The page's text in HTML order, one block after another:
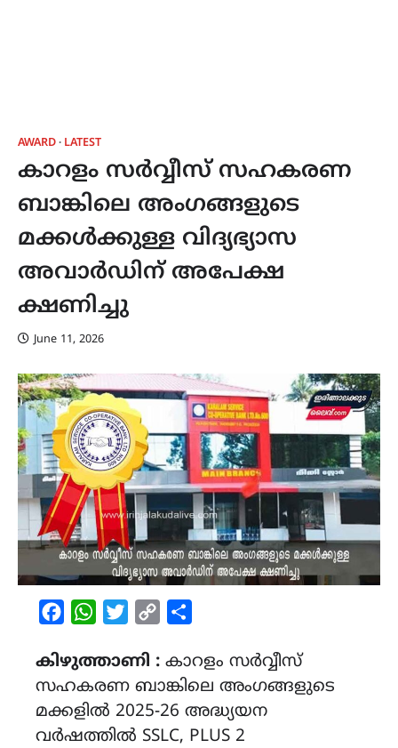
AWARD LATEST
കാറളം സർവ്വീസ് സഹകരണ
ബാങ്കിലെ അംഗങ്ങളുടെ
മക്കൾക്കുള്ള വിദ്യഭ്യാസ
അവാർഡിന് അപേക്ഷ
ക്ഷണിച്ചു
June 11, 2026
FacebookWhatsAppTwitterCopy
കിഴുത്താണി : കാറളം സർവ്വീസ്
സഹകരണ ബാങ്കിലെ അംഗങ്ങളുടെ
മക്കളിൽ 2025-26 അദ്ധ്യയന
വർഷത്തിൽ SSLC, PLUS 2